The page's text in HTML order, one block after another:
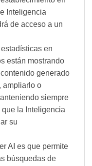
Inteligencia
de acceso a un
en
están mostrando
generado
ampliarlo o
siempre
la Inteligencia
su
AI es que permite
búsquedas de